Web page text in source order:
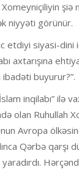
şiə
niyyəti görünür.
etdiyi siyasi-dini
axtarışına
buyurur?”.
inqilabı” ilə
olan Ruhullah
Avropa
Qərbə qarşı